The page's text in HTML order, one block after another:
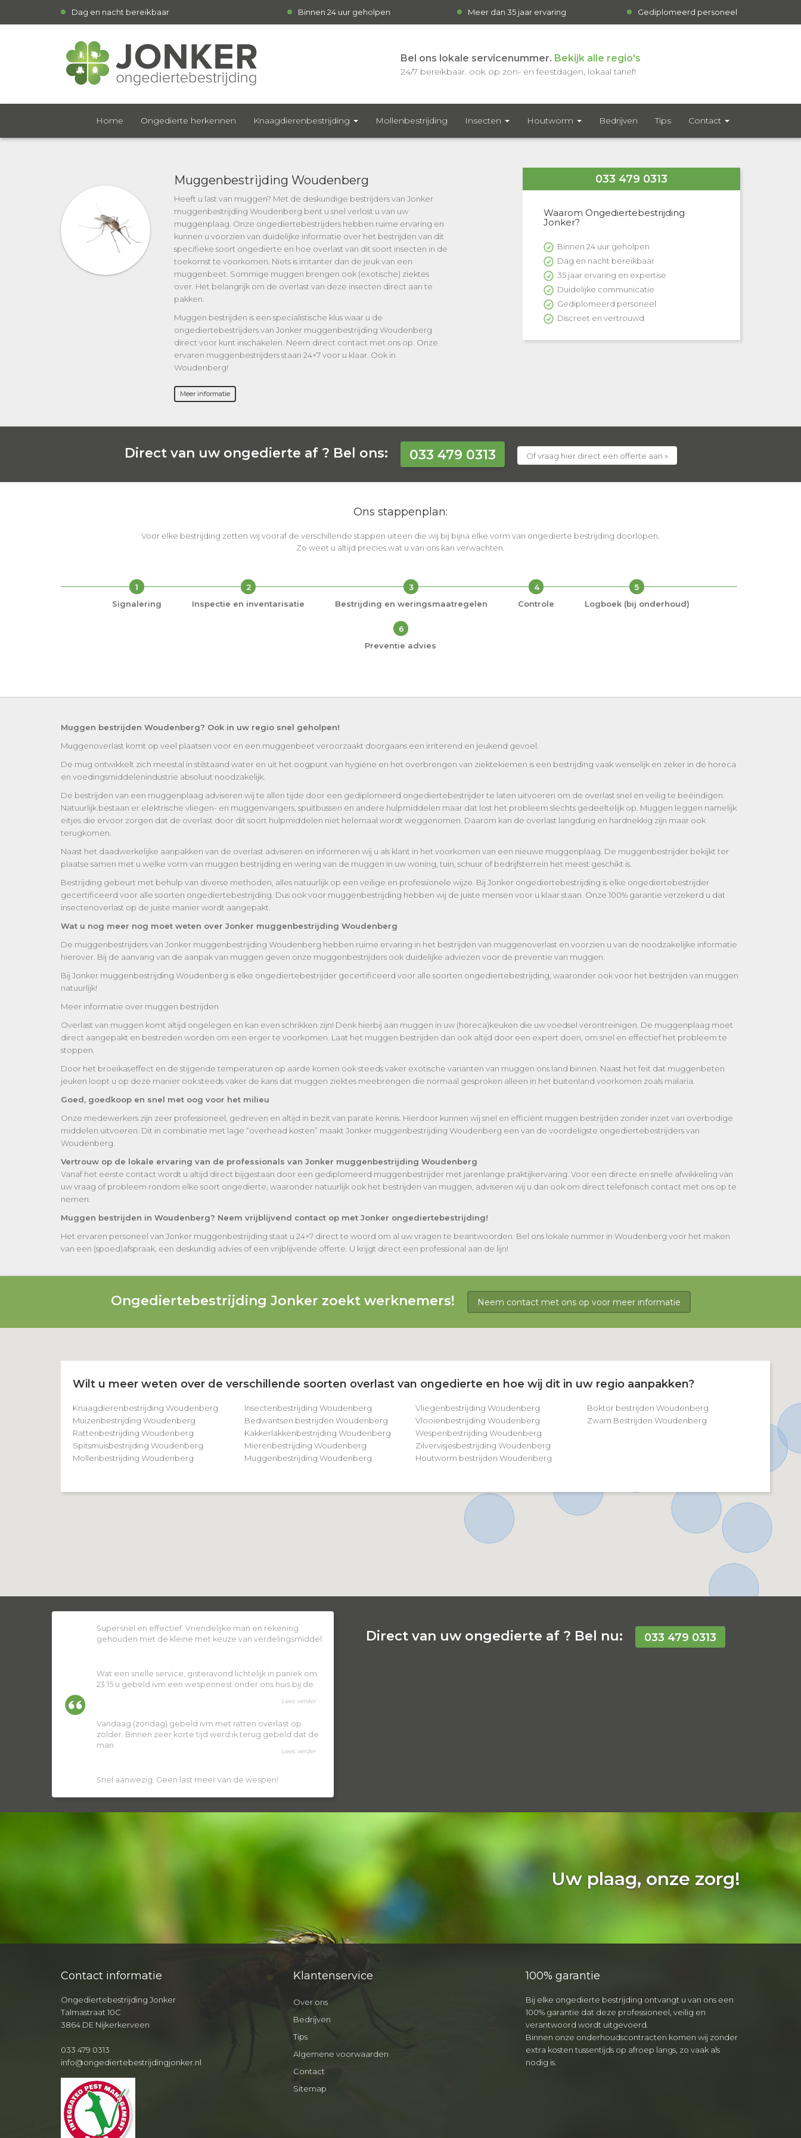
Dag en nacht bereikbaar Binnen 24 uur geholpen Meer dan 35 jaar ervaring Gediplomeerd personeel
Bel ons lokale servicenummer. Bekijk alle regio's
24/7 bereikbaar. ook op zon- en feestdagen, lokaal tarief!
Home Ongedierte herkennen Knaagdierenbestrijding Mollenbestrijding Insecten Houtworm Bedrijven Tips Contact
Muggenbestrijding Woudenberg
Heeft u last van muggen? Met de deskundige bestrijders van Jonker
muggenbestrijding Woudenberg bent u snel verlost u van uw
muggenplaag. Onze ongediertebestrijders hebben ruime ervaring en
kunnen u voorzien van duidelijke informatie over het bestrijden van dit
specifieke soort ongedierte en hoe overlast van dit soort insecten in de
toekomst te voorkomen. Niets is irritanter dan de jeuk van een
muggenbeet. Sommige muggen brengen ook (exotische) ziektes
over. Het belangrijk om de overlast van deze insecten direct aan te
pakken.
Muggen bestrijden is een specialistische klus waar u de
ongediertebestrijders van Jonker muggenbestrijding Woudenberg
direct voor kunt inschakelen. Neem direct contact met ons op. Onze
ervaren muggenbestrijders staan 24×7 voor u klaar. Ook in
Woudenberg!
Meer informatie
033 479 0313
Waarom Ongediertebestrijding
Jonker?
Binnen 24 uur geholpen
Dag en nacht bereikbaar
35 jaar ervaring en expertise
Duidelijke communicatie
Gediplomeerd personeel
Discreet en vertrouwd
Direct van uw ongedierte af ? Bel ons: 033 479 0313 Of vraag hier direct een offerte aan »
Ons stappenplan:
Voor elke bestrijding zetten wij vooraf de verschillende stappen uiteen die wij bij bijna elke vorm van ongedierte bestrijding doorlopen.
Zo weet u altijd precies wat u van ons kan verwachten.
1
Signalering
2
Inspectie en inventarisatie
3
Bestrijding en weringsmaatregelen
4
Controle
5
Logboek (bij onderhoud)
6
Preventie advies
Muggen bestrijden Woudenberg? Ook in uw regio snel geholpen!
Muggenoverlast komt op veel plaatsen voor en een muggenbeet veroorzaakt doorgaans een irriterend en jeukend gevoel.
De mug ontwikkelt zich meestal in stilstaand water en uit het oogpunt van hygiëne en het overbrengen van ziektekiemen is een bestrijding vaak wenselijk en zeker in de horeca
en voedingsmiddelenindustrie absoluut noodzakelijk.
De bestrijden van een muggenplaag adviseren wij te allen tijde door een gediplomeerd ongediertebestrijder te laten uitvoeren om de overlast snel en veilig te beëindigen.
Natuurlijk bestaan er elektrische vliegen- en muggenvangers, spuitbussen en andere hulpmiddelen maar dat lost het probleem slechts gedeeltelijk op. Muggen leggen namelijk
eitjes die ervoor zorgen dat de overlast door dit soort hulpmiddelen niet helemaal wordt weggenomen. Daarom kan de overlast langdurig en hardnekkig zijn maar ook
terugkomen.
Naast het daadwerkelijke aanpakken van de overlast adviseren en informeren wij u als klant in het voorkomen van een nieuwe muggenplaag. De muggenbestrijder bekijkt ter
plaatse samen met u welke vorm van muggen bestrijding en wering van de muggen in uw woning, tuin, schuur of bedrijfsterrein het meest geschikt is.
Bestrijding gebeurt met behulp van diverse methoden, alles natuurlijk op een veilige en professionele wijze. Bij Jonker ongediertebestrijding is elke ongediertebestrijder
gecertificeerd voor alle soorten ongediertebestrijding. Dus ook voor muggenbestrijding hebben wij de juiste mensen voor u klaar staan. Onze 100% garantie verzekerd u dat
insectenoverlast op de juiste manier wordt aangepakt.
Wat u nog meer nog moet weten over Jonker muggenbestrijding Woudenberg
De muggenbestrijders van Jonker muggenbestrijding Woudenberg hebben ruime ervaring in het bestrijden van muggenoverlast en voorzien u van de noodzakelijke informatie
hierover. Bij de aanvang van de aanpak van muggen geven onze muggenbestrijders ook duidelijke adviezen voor de preventie van muggen.
Bij Jonker muggenbestrijding Woudenberg is elke ongediertebestrijder gecertificeerd voor alle soorten ongediertebestrijding, waaronder ook voor het bestrijden van muggen
natuurlijk!
Meer informatie over muggen bestrijden
Overlast van muggen komt altijd ongelegen en kan even schrikken zijn! Denk hierbij aan muggen in uw (horeca)keuken die uw voedsel verontreinigen. De muggenplaag moet
direct aangepakt en bestreden worden om een erger te voorkomen. Laat het muggen bestrijden dan ook altijd door een expert doen, om snel en effectief het probleem te
stoppen.
Door het broeikaseffect en de stijgende temperaturen op aarde komen ook steeds vaker exotische varianten van muggen ons land binnen. Naast het feit dat muggenbeten
jeuken loopt u op deze manier ook steeds vaker de kans dat muggen ziektes meebrengen die normaal gesproken alleen in het buitenland voorkomen zoals malaria.
Goed, goedkoop en snel met oog voor het milieu
Onze medewerkers zijn zeer professioneel, gedreven en altijd in bezit van parate kennis. Hierdoor kunnen wij snel en efficiënt muggen bestrijden zonder inzet van overbodige
middelen uitvoeren. Dit in combinatie met lage “overhead kosten” maakt Jonker muggenbestrijding Woudenberg een van de voordeligste ongediertebestrijders van
Woudenberg.
Vertrouw op de lokale ervaring van de professionals van Jonker muggenbestrijding Woudenberg
Vanaf het eerste contact wordt u altijd direct bijgestaan door een gediplomeerd muggenbestrijder met jarenlange praktijkervaring. Voor een directe en snelle afwikkeling van
uw vraag of probleem rondom elke soort ongedierte, waaronder natuurlijk ook het bestrijden van muggen, adviseren wij u dan ook om direct telefonisch contact met ons op te
nemen.
Muggen bestrijden in Woudenberg? Neem vrijblijvend contact op met Jonker ongediertebestrijding!
Het ervaren personeel van Jonker muggenbestrijding staat u 24×7 direct te woord om al uw vragen te beantwoorden. Bel ons lokale nummer in Woudenberg voor het maken
van een (spoed)afspraak, een deskundig advies of een vrijblijvende offerte. U krijgt direct een professional aan de lijn!
Ongediertebestrijding Jonker zoekt werknemers! Neem contact met ons op voor meer informatie
Wilt u meer weten over de verschillende soorten overlast van ongedierte en hoe wij dit in uw regio aanpakken?
Knaagdierenbestrijding Woudenberg
Muizenbestrijding Woudenberg
Rattenbestrijding Woudenberg
Spitsmuisbestrijding Woudenberg
Mollenbestrijding Woudenberg
Insectenbestrijding Woudenberg
Bedwantsen bestrijden Woudenberg
Kakkerlakkenbestrijding Woudenberg
Mierenbestrijding Woudenberg
Muggenbestrijding Woudenberg
Vliegenbestrijding Woudenberg
Vlooienbestrijding Woudenberg
Wespenbestrijding Woudenberg
Zilvervisjesbestrijding Woudenberg
Houtworm bestrijden Woudenberg
Boktor bestrijden Woudenberg
Zwam Bestrijden Woudenberg
Supersnel en effectief. Vriendelijke man en rekening
gehouden met de kleine met keuze van verdelingsmiddel.
Wat een snelle service, gisteravond lichtelijk in paniek om
23:15 u gebeld ivm een wespennest onder ons huis bij de
Lees verder
Vandaag (zondag) gebeld ivm met ratten overlast op
zolder. Binnen zeer korte tijd werd ik terug gebeld dat de
man
Lees verder
Snel aanwezig. Geen last meer van de wespen!
Direct van uw ongedierte af ? Bel nu: 033 479 0313
Uw plaag, onze zorg!
Contact informatie
Ongediertebestrijding Jonker
Talmastraat 10C
3864 DE Nijkerkerveen
033 479 0313
info@ongediertebestrijdingjonker.nl
Klantenservice
Over ons
Bedrijven
Tips
Algemene voorwaarden
Contact
Sitemap
100% garantie
Bij elke ongedierte bestrijding ontvangt u van ons een
100% garantie dat deze professioneel, veilig en
verantwoord wordt uitgevoerd.
Binnen onze onderhoudscontracten komen wij zonder
extra kosten tussentijds op afroep langs, zo vaak als
nodig is.